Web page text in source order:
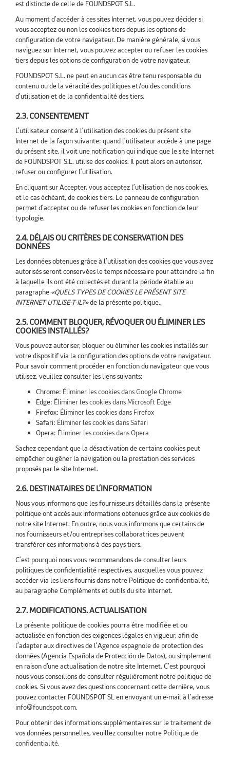
est distincte de celle de FOUNDSPOT S.L.
Au moment d’accéder à ces sites Internet, vous pouvez décider si
vous acceptez ou non les cookies tiers depuis les options de
configuration de votre navigateur. De manière générale, si vous
naviguez sur Internet, vous pouvez accepter ou refuser les cookies
tiers depuis les options de configuration de votre navigateur.
FOUNDSPOT S.L. ne peut en aucun cas être tenu responsable du
contenu ou de la véracité des politiques et/ou des conditions
d’utilisation et de la confidentialité des tiers.
2.3. CONSENTEMENT
L’utilisateur consent à l’utilisation des cookies du présent site
Internet de la façon suivante: quand l’utilisateur accède à une page
du présent site, il voit une notification qui indique que le site Internet
de FOUNDSPOT S.L. utilise des cookies. Il peut alors en autoriser,
refuser ou configurer l’utilisation.
En cliquant sur Accepter, vous acceptez l’utilisation de nos cookies,
et le cas échéant, de cookies tiers. Le panneau de configuration
permet d’accepter ou de refuser les cookies en fonction de leur
typologie.
2.4. DÉLAIS OU CRITÈRES DE CONSERVATION DES
DONNÉES
Les données obtenues grâce à l’utilisation des cookies que vous avez
autorisés seront conservées le temps nécessaire pour atteindre la fin
à laquelle ils ont été collectés et durant la période établie au
paragraphe «QUELS TYPES DE COOKIES LE PRÉSENT SITE
INTERNET UTILISE-T-IL?»de la présente politique..
2.5. COMMENT BLOQUER, RÉVOQUER OU ÉLIMINER LES
COOKIES INSTALLÉS?
Vous pouvez autoriser, bloquer ou éliminer les cookies installés sur
votre dispositif via la configuration des options de votre navigateur.
Pour savoir comment procéder en fonction du navigateur que vous
utilisez, veuillez consulter les liens suivants:
Chrome: Éliminer les cookies dans Google Chrome
Edge: Éliminer les cookies dans Microsoft Edge
Firefox: Éliminer les cookies dans Firefox
Safari: Éliminer les cookies dans Safari
Opera: Éliminer les cookies dans Opera
Sachez cependant que la désactivation de certains cookies peut
empêcher ou gêner la navigation ou la prestation des services
proposés par le site Internet.
2.6. DESTINATAIRES DE L’INFORMATION
Nous vous informons que les fournisseurs détaillés dans la présente
politique ont accès aux informations obtenues grâce aux cookies de
notre site Internet. En outre, nous vous informons que certains de
nos fournisseurs et/ou entreprises collaboratrices peuvent
transférer ces informations à des pays tiers.
C’est pourquoi nous vous recommandons de consulter leurs
politiques de confidentialité respectives, auxquelles vous pouvez
accéder via les liens fournis dans notre Politique de confidentialité,
au paragraphe Compléments et outils du site Internet.
2.7. MODIFICATIONS. ACTUALISATION
La présente politique de cookies pourra être modifiée et ou
actualisée en fonction des exigences légales en vigueur, afin de
l’adapter aux directives de l’Agence espagnole de protection des
données (Agencia Española de Protección de Datos), ou simplement
en raison d'une actualisation de notre site Internet. C’est pourquoi
nous vous conseillons de consulter régulièrement notre politique de
cookies. Si vous avez des questions concernant cette dernière, vous
pouvez contacter FOUNDSPOT SL en envoyant un e-mail à l’adresse
info@foundspot.com.
Pour obtenir des informations supplémentaires sur le traitement de
vos données personnelles, veuillez consulter notre Politique de
confidentialité.